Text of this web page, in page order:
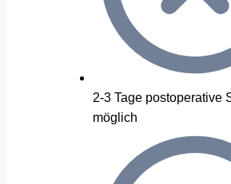
2-3 Tage postoperative
möglich